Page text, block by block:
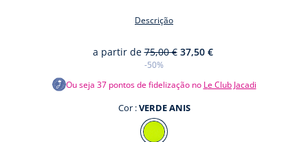
Descrição
a partir de 75,00 € 37,50 €
-50%
Ou seja 37pontos de fidelização no Le Club Jacadi
Cor :VERDE ANIS
Cor